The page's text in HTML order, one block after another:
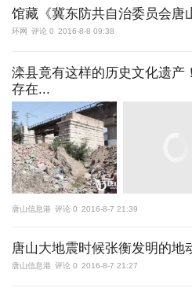
馆藏《冀东防共自治委员会唐
环网 评论 0 2016-8-8 09:38
滦县竟有这样的历史文化遗产
存在...
唐山信息港 评论 0 2016-8-7 21:39
唐山大地震时候张衡发明的地
唐山信息港 评论 0 2016-8-7 21:27